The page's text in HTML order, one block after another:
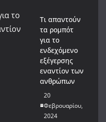
Τι απαντούν
τα ρομπότ
για το
ενδεχόμενο
εξέγερσης
εναντίον των
ανθρώπων
20
Φεβρουαρίου,
2024